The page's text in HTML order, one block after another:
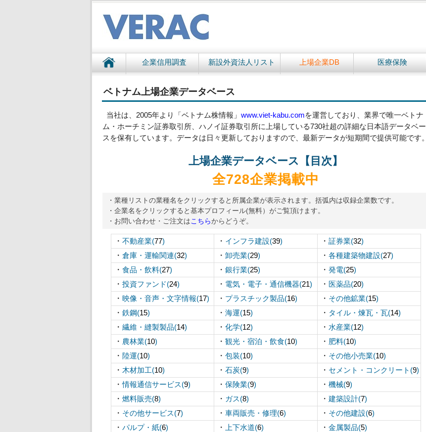
企業信用調査 新設外資法人リスト 上場企業DB 医療保険
ベトナム上場企業データベース
当社は、2005年より「ベトナム株情報」 www.viet-kabu.comを運営しており、業界で唯一ベトナ
ム・ホーチミン証券取引所、ハノイ証券取引所に上場している730社超の詳細な日本語データベー
スを保有しています。データは日々更新しておりますので、最新データが短期間で提供可能です。
上場企業データベース【目次】
全728企業掲載中
・業種リストの業種名をクリックすると所属企業が表示されます。括弧内は収録企業数です。
・企業名をクリックすると基本プロフィール(無料）がご覧頂けます。
・お問い合わせ・ご注文はこちらからどうぞ。
・ 不動産業(77) ・ インフラ建設(39) ・ 証券業(32)
・ 倉庫・運輸関連(32) ・ 卸売業(29) ・ 各種建築物建設(27)
・ 食品・飲料(27) ・ 銀行業(25) ・ 発電(25)
・ 投資ファンド(24) ・ 電気・電子・通信機器(21) ・ 医薬品(20)
・ 映像・音声・文字情報(17) ・ プラスチック製品(16) ・ その他鉱業(15)
・ 鉄鋼(15) ・ 海運(15) ・ タイル・煉瓦・瓦(14)
・ 繊維・縫製製品(14) ・ 化学(12) ・ 水産業(12)
・ 農林業(10) ・ 観光・宿泊・飲食(10) ・ 肥料(10)
・ 陸運(10) ・ 包装(10) ・ その他小売業(10)
・ 木材加工(10) ・ 石炭(9) ・ セメント・コンクリート(9)
・情報通信サービス(9) ・ 保険業(9) ・ 機械(9)
・ 燃料販売(8) ・ ガス(8) ・ 建築設計(7)
・ その他サービス(7) ・ 車両販売・修理(6) ・ その他建設(6)
・ パルプ・紙(6) ・ 上下水道(6) ・ 金属製品(5)